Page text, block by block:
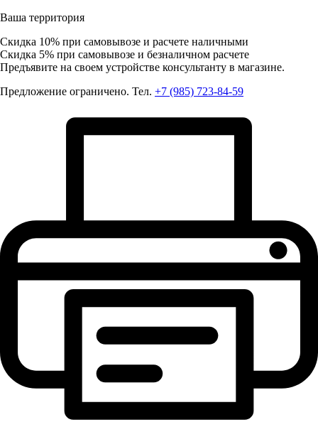
Ваша территория
Скидка 10% при самовывозе и расчете наличными
Скидка 5% при самовывозе и безналичном расчете
Предъявите на своем устройстве консультанту в магазине.
Предложение ограничено. Тел. +7 (985) 723-84-59